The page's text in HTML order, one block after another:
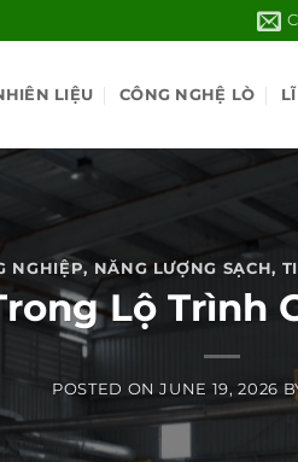
LIỆU CÔNG NGHỆ LÒ
NGHIỆP, NĂNG LƯỢNG SẠCH,
Lộ Trình
POSTED ONJUNE 19, 2026